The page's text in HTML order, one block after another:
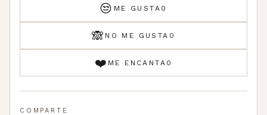
😒 ME GUSTA 0
🙈 NO ME GUSTA 0
❤️ ME ENCANTA 0
COMPARTE